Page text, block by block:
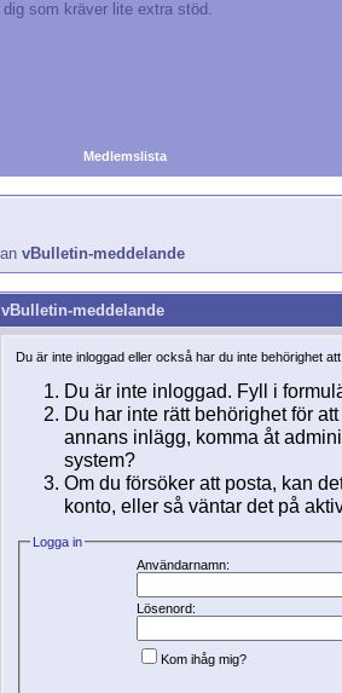
Medlemslista
vBulletin-meddelande
vBulletin-meddelande
Du är inte inloggad eller också har du inte behörighet
Du är inte inloggad. Fyll i
Du har inte rätt behörighet för
annans inlägg, komma åt
system?
Om du försöker att posta, kan
konto, eller så väntar det på
Logga in
Användarnamn:
Lösenord:
Kom ihåg mig?